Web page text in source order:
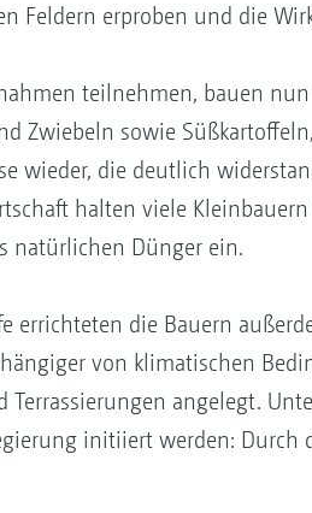
Feldern erproben und die
teilnehmen, bauen
Zwiebeln sowie
wieder, die deutlich
halten viele
natürlichen Dünger ein.
die Bauern
von klimatischen
angelegt.
initiiert werden: Durch